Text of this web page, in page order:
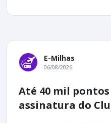
E-Milhas
06/08/2026
Até 40 mil
assinatura do